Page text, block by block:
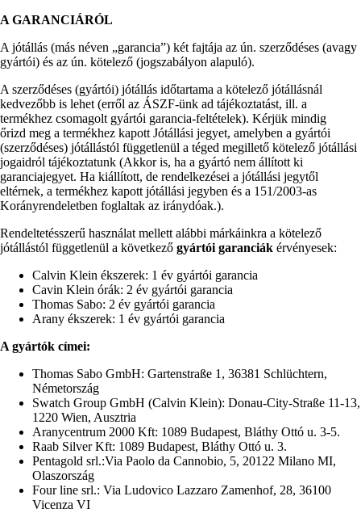
A GARANCIÁRÓL
A jótállás (más néven „garancia”) két fajtája az ún. szerződéses (avagy
gyártói) és az ún. kötelező (jogszabályon alapuló).
A szerződéses (gyártói) jótállás időtartama a kötelező jótállásnál
kedvezőbb is lehet (erről az ÁSZF-ünk ad tájékoztatást, ill. a
termékhez csomagolt gyártói garancia-feltételek). Kérjük mindig
őrizd meg a termékhez kapott Jótállási jegyet, amelyben a gyártói
(szerződéses) jótállástól függetlenül a téged megillető kötelező jótállási
jogaidról tájékoztatunk (Akkor is, ha a gyártó nem állított ki
garanciajegyet. Ha kiállított, de rendelkezései a jótállási jegytől
eltérnek, a termékhez kapott jótállási jegyben és a 151/2003-as
Korányrendeletben foglaltak az iránydóak.).
Rendeltetésszerű használat mellett alábbi márkáinkra a kötelező
jótállástól függetlenül a következő gyártói garanciák érvényesek:
Calvin Klein ékszerek: 1 év gyártói garancia
Cavin Klein órák: 2 év gyártói garancia
Thomas Sabo: 2 év gyártói garancia
Arany ékszerek: 1 év gyártói garancia
A gyártók címei:
Thomas Sabo GmbH: Gartenstraße 1, 36381 Schlüchtern,
Németország
Swatch Group GmbH (Calvin Klein): Donau-City-Straße 11-13,
1220 Wien, Ausztria
Aranycentrum 2000 Kft: 1089 Budapest, Bláthy Ottó u. 3-5.
Raab Silver Kft: 1089 Budapest, Bláthy Ottó u. 3.
Pentagold srl.:Via Paolo da Cannobio, 5, 20122 Milano MI,
Olaszország
Four line srl.: Via Ludovico Lazzaro Zamenhof, 28, 36100
Vicenza VI